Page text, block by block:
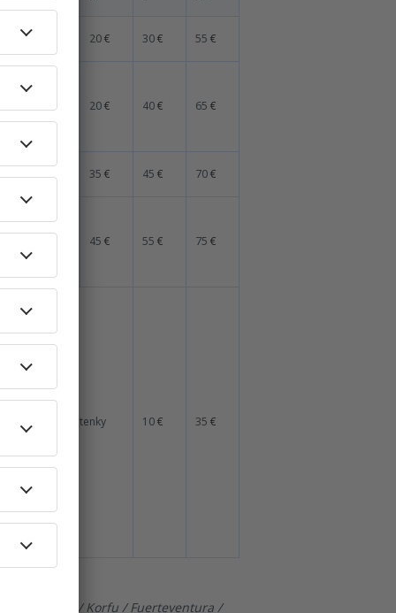
20€ 30€ 55 €
€ 20€ 40€ 65 €
20€ 35 € 45 € 70€
45 € 55 € 75 €
v ceně letenky 10€ 35 €
/ Catanie / Korfu / Fuerteventura /